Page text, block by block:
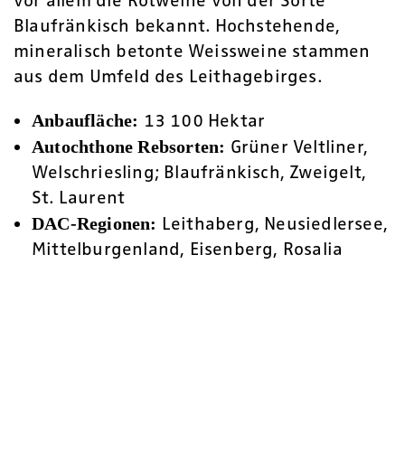
Blaufränkisch bekannt. Hochstehende,
mineralisch betonte Weissweine stammen
aus dem Umfeld des Leithagebirges.
Anbaufläche: 13 100 Hektar
Autochthone Rebsorten: Grüner Veltliner,
Welschriesling; Blaufränkisch, Zweigelt,
St. Laurent
DAC-Regionen: Leithaberg, Neusiedlersee,
Mittelburgenland, Eisenberg, Rosalia